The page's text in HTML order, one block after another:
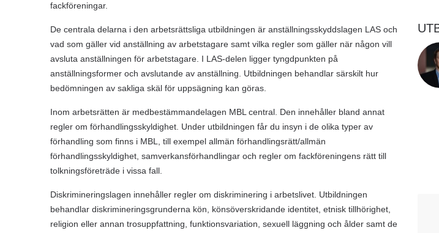
fackföreningar.
De centrala delarna i den arbetsrättsliga utbildningen är anställningsskyddslagen LAS och
vad som gäller vid anställning av arbetstagare samt vilka regler som gäller när någon vill
avsluta anställningen för arbetstagare. I LAS-delen ligger tyngdpunkten på
anställningsformer och avslutande av anställning. Utbildningen behandlar särskilt hur
bedömningen av sakliga skäl för uppsägning kan göras.
Inom arbetsrätten är medbestämmandelagen MBL central. Den innehåller bland annat
regler om förhandlingsskyldighet. Under utbildningen får du insyn i de olika typer av
förhandling som finns i MBL, till exempel allmän förhandlingsrätt/allmän
förhandlingsskyldighet, samverkansförhandlingar och regler om fackföreningens rätt till
tolkningsföreträde i vissa fall.
Diskrimineringslagen innehåller regler om diskriminering i arbetslivet. Utbildningen
behandlar diskrimineringsgrunderna kön, könsöverskridande identitet, etnisk tillhörighet,
religion eller annan trosuppfattning, funktionsvariation, sexuell läggning och ålder samt de